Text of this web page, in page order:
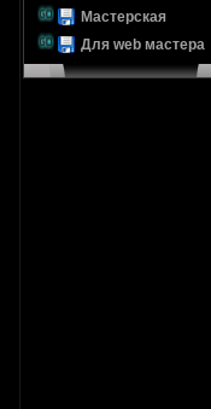
Мастерская
Для web мастера